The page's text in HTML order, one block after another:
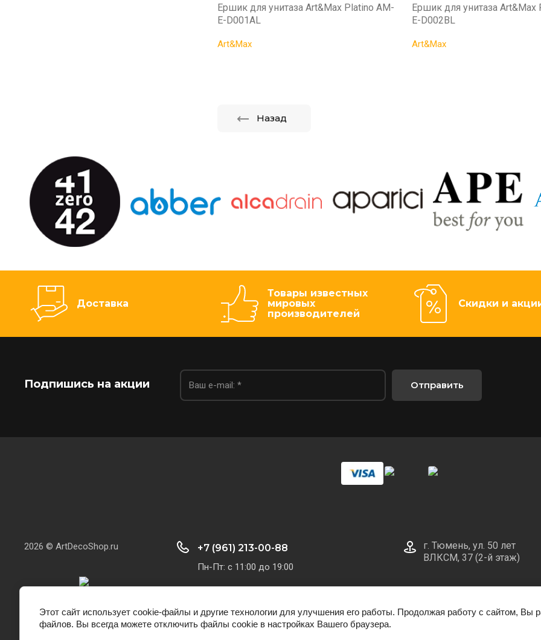
Ершик для унитаза Art&Max Platino AM-
E-D001AL
Art&Max
Ершик для унитаза Art&Max
E-D002BL
Art&Max
Назад
Доставка
Товары известных
мировых
производителей
Скидки и
Подпишись на акции Отправить
2026 © ArtDecoShop.ru +7 (961) 213-00-88
Пн-Пт: с 11:00 до 19:00
г. Тюмень, ул. 50 лет
ВЛКСМ, 37 (2-й этаж)
Этот сайт использует cookie-файлы и другие технологии для улучшения его работы. Продолжая работу с сайтом, Вы
файлов. Вы всегда можете отключить файлы cookie в настройках Вашего браузера.